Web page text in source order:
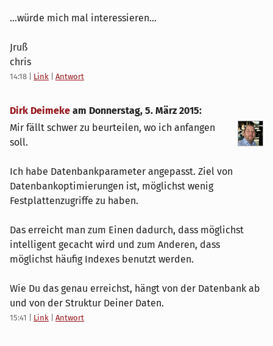
...würde mich mal interessieren...
Jruß
chris
14:18 Link Antwort
Dirk Deimeke am Donnerstag, 5. März 2015:
Mir fällt schwer zu beurteilen, wo ich anfangen
soll.
Ich habe Datenbankparameter angepasst. Ziel von
Datenbankoptimierungen ist, möglichst wenig
Festplattenzugriffe zu haben.
Das erreicht man zum Einen dadurch, dass möglichst
intelligent gecacht wird und zum Anderen, dass
möglichst häufig Indexes benutzt werden.
Wie Du das genau erreichst, hängt von der Datenbank ab
und von der Struktur Deiner Daten.
15:41 Link Antwort